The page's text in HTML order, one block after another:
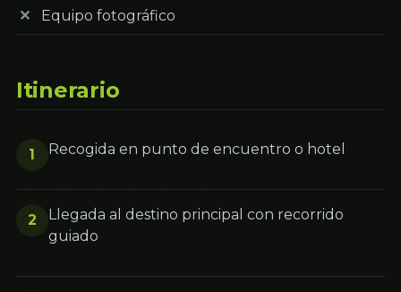
Equipo fotográfico
Itinerario
1 Recogida en punto de encuentro o hotel
2
Llegada al destino principal con recorrido
guiado